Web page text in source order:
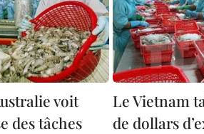
voit
des tâches
Le Vietnam
de dollars